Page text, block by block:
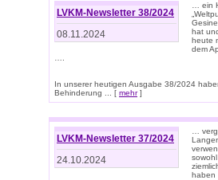
LVKM-Newsletter 38/2024
08.11.2024
… ein
hat
heute
dem
In unserer heutigen Ausgabe 38/2024
Behinderung ... [ mehr]
LVKM-Newsletter 37/2024
24.10.2024
…